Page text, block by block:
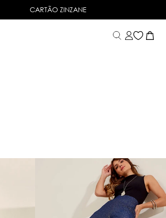
6X SEM JUROSNO CARTÃO DE CRÉDITO
CARTÃO ZINZANE